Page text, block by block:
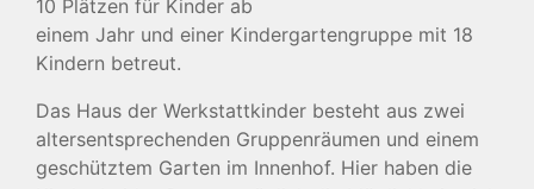
10 Plätzen für Kinder ab
einem Jahr und einer Kindergartengruppe mit 18
Kindern betreut.
Das Haus der Werkstattkinder besteht aus zwei
altersentsprechenden Gruppenräumen und einem
geschütztem Garten im Innenhof. Hier haben die